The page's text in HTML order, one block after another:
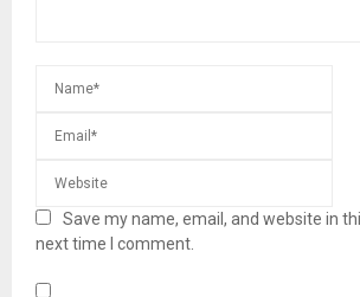
Save my name, email, and website in
next time I comment.